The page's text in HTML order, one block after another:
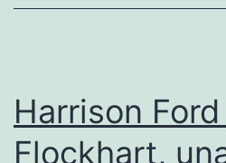
Harrison
Flockhart,